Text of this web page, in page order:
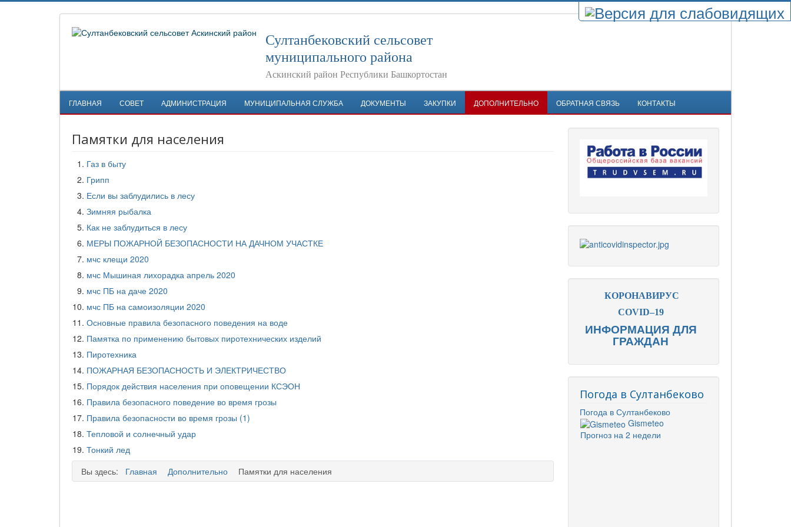
Султанбековский сельсовет
муниципального района
Аскинский район Республики Башкортостан
ГЛАВНАЯ СОВЕТ АДМИНИСТРАЦИЯ МУНИЦИПАЛЬНАЯ СЛУЖБА ДОКУМЕНТЫ ЗАКУПКИ ДОПОЛНИТЕЛЬНО ОБРАТНАЯ СВЯЗЬ КОНТАКТЫ
Памятки для населения
Газ в быту
Грипп
Если вы заблудились в лесу
Зимняя рыбалка
Как не заблудиться в лесу
МЕРЫ ПОЖАРНОЙ БЕЗОПАСНОСТИ НА ДАЧНОМ УЧАСТКЕ
мчс клещи 2020
мчс Мышиная лихорадка апрель 2020
мчс ПБ на даче 2020
мчс ПБ на самоизоляции 2020
Основные правила безопасного поведения на воде
Памятка по применению бытовых пиротехнических изделий
Пиротехника
ПОЖАРНАЯ БЕЗОПАСНОСТЬ И ЭЛЕКТРИЧЕСТВО
Порядок действия населения при оповещении КСЭОН
Правила безопасного поведение во время грозы
Правила безопасности во время грозы (1)
Тепловой и солнечный удар
Тонкий лед
Вы здесь:
Главная Дополнительно Памятки для населения
КОРОНАВИРУС
COVID–19
ИНФОРМАЦИЯ ДЛЯ
ГРАЖДАН
Погода в Султанбеково
Погода в Султанбеково
Gismeteo
Прогноз на 2 недели